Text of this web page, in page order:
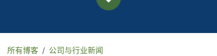
所有博客
公司与行业新闻